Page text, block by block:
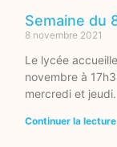
Semaine du
8 novembre 2021
Le lycée
novembre à
mercredi et jeudi.
Continuer la